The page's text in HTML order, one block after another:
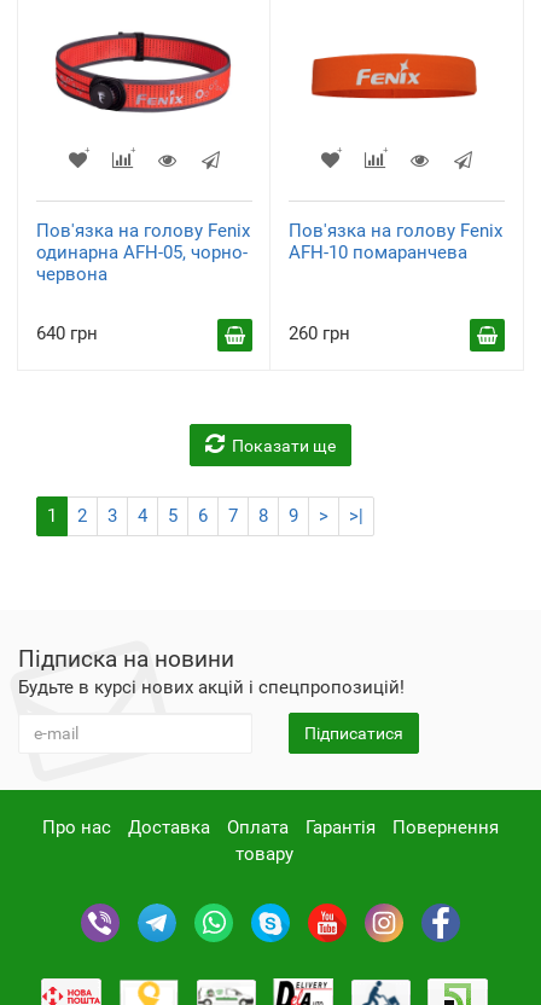
Пов'язка на голову Fenix
одинарна AFH-05, чорно-
червона
640 грн
Пов'язка на голову Fenix
AFH-10 помаранчева
260 грн
Показати ще
1 2 3 4 5 6 7 8 9 > >|
Підписка на новини
Будьте в курсі нових акцій і спецпропозицій!
Підписатися
Про нас Доставка Оплата Гарантія
Повернення
товару